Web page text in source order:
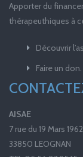
Apporter du
thérapeuthiques à
Découvrir
Faire un don.
AISAE
7 rue du 19 Mars 1962
33850 LEOGNAN